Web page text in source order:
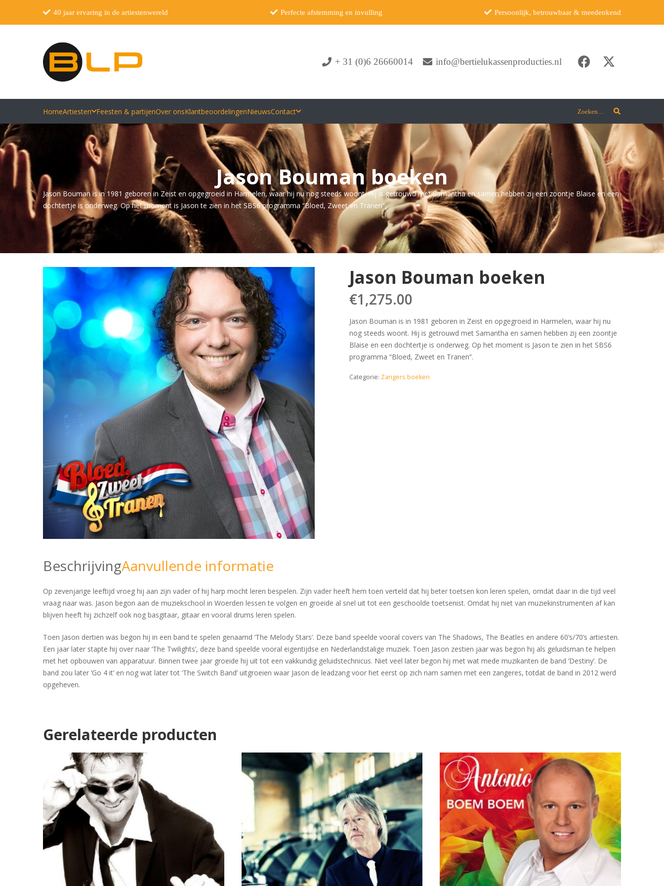
40 jaar ervaring in de artiestenwereld Perfecte afstemming en invulling Persoonlijk, betrouwbaar & meedenkend
+ 31 (0)6 26660014 info@bertielukassenproducties.nl
HomeArtiesten Feesten & partijenOver onsKlantbeoordelingenNieuwsContact Zoeken…
Jason Bouman boeken
Jason Bouman is in 1981 geboren in Zeist en opgegroeid in Harmelen, waar hij nu nog steeds woont. Hij is getrouwd met Samantha en samen hebben zij een zoontje Blaise en een
dochtertje is onderweg. Op het moment is Jason te zien in het SBS6 programma “Bloed, Zweet en Tranen”.
Jason Bouman boeken
€1,275.00
Jason Bouman is in 1981 geboren in Zeist en opgegroeid in Harmelen, waar hij nu
nog steeds woont. Hij is getrouwd met Samantha en samen hebben zij een zoontje
Blaise en een dochtertje is onderweg. Op het moment is Jason te zien in het SBS6
programma “Bloed, Zweet en Tranen”.
Categorie: Zangers boeken
BeschrijvingAanvullende informatie
Op zevenjarige leeftijd vroeg hij aan zijn vader of hij harp mocht leren bespelen. Zijn vader heeft hem toen verteld dat hij beter toetsen kon leren spelen, omdat daar in die tijd veel
vraag naar was. Jason begon aan de muziekschool in Woerden lessen te volgen en groeide al snel uit tot een geschoolde toetsenist. Omdat hij niet van muziekinstrumenten af kan
blijven heeft hij zichzelf ook nog basgitaar, gitaar en vooral drums leren spelen.
Toen Jason dertien was begon hij in een band te spelen genaamd ‘The Melody Stars’. Deze band speelde vooral covers van The Shadows, The Beatles en andere 60’s/70’s artiesten.
Een jaar later stapte hij over naar ‘The Twilights’, deze band speelde vooral eigentijdse en Nederlandstalige muziek. Toen Jason zestien jaar was begon hij als geluidsman te helpen
met het opbouwen van apparatuur. Binnen twee jaar groeide hij uit tot een vakkundig geluidstechnicus. Niet veel later begon hij met wat mede muzikanten de band ‘Destiny’. De
band zou later ‘Go 4 it’ en nog wat later tot ‘The Switch Band’ uitgroeien waar Jason de leadzang voor het eerst op zich nam samen met een zangeres, totdat de band in 2012 werd
opgeheven.
Gerelateerde producten